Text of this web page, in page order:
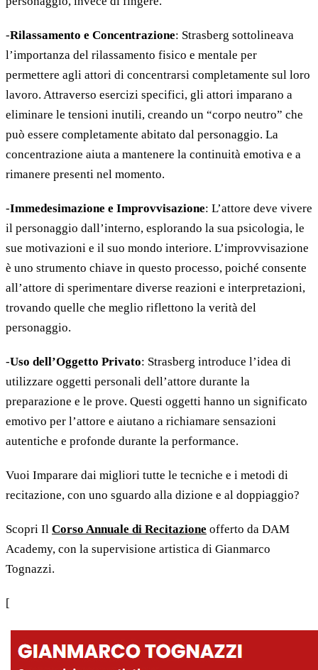
-Rilassamento e Concentrazione: Strasberg sottolineava
l’importanza del rilassamento fisico e mentale per
permettere agli attori di concentrarsi completamente sul loro
lavoro. Attraverso esercizi specifici, gli attori imparano a
eliminare le tensioni inutili, creando un “corpo neutro” che
può essere completamente abitato dal personaggio. La
concentrazione aiuta a mantenere la continuità emotiva e a
rimanere presenti nel momento.
-Immedesimazione e Improvvisazione: L’attore deve vivere
il personaggio dall’interno, esplorando la sua psicologia, le
sue motivazioni e il suo mondo interiore. L’improvvisazione
è uno strumento chiave in questo processo, poiché consente
all’attore di sperimentare diverse reazioni e interpretazioni,
trovando quelle che meglio riflettono la verità del
personaggio.
-Uso dell’Oggetto Privato: Strasberg introduce l’idea di
utilizzare oggetti personali dell’attore durante la
preparazione e le prove. Questi oggetti hanno un significato
emotivo per l’attore e aiutano a richiamare sensazioni
autentiche e profonde durante la performance.
Vuoi Imparare dai migliori tutte le tecniche e i metodi di
recitazione, con uno sguardo alla dizione e al doppiaggio?
Scopri Il Corso Annuale di Recitazione offerto da DAM
Academy, con la supervisione artistica di Gianmarco
Tognazzi.
[